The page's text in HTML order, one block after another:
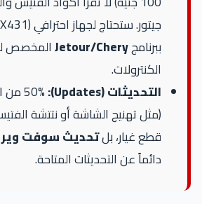
ببرنامجJetour/Cheryالمخصص
الكنترولات.
التحديثات (Updates):
(مثل تهنيج الشاشة أو نتتشة
قطع غيار، بلتحديث سوفت وير
دائماً عن التحديثات المتاحة.